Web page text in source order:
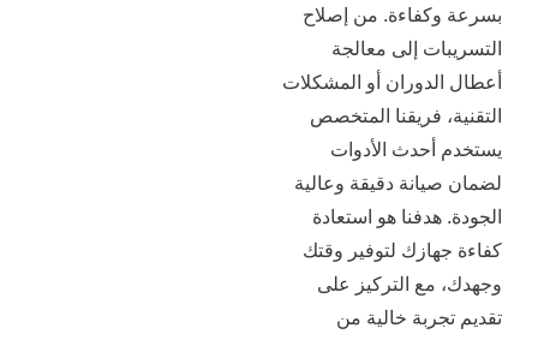
من إصلاح
إلى معالجة
أو المشكلات
فريقنا المتخصص
الأدوات
دقيقة وعالية
هو استعادة
لتوفير وقتك
التركيز على
خالية من